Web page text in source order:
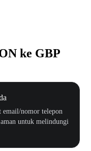
ke GBP
email/nomor telepon
untuk melindungi